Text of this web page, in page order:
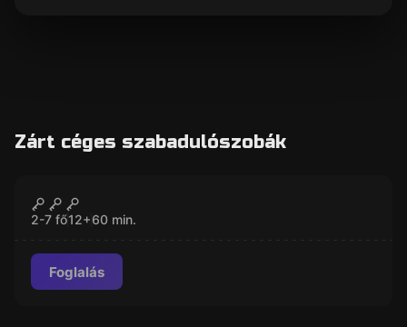
Zárt céges szabadulószobák
Királyok Völgye
2-7 fő12+60 min.
Foglalás